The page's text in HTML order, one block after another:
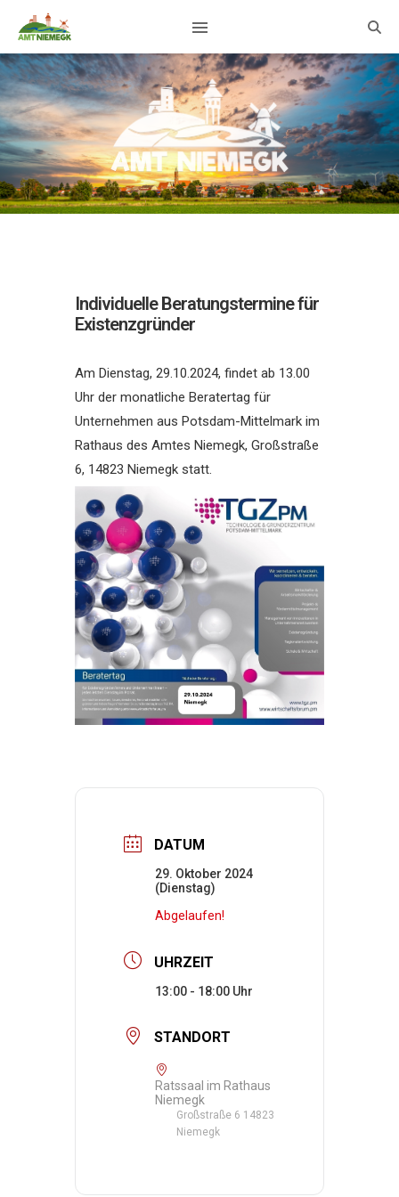
Individuelle Beratungstermine für
Existenzgründer
Am Dienstag, 29.10.2024, findet ab 13.00
Uhr der monatliche Beratertag für
Unternehmen aus Potsdam-Mittelmark im
Rathaus des Amtes Niemegk, Großstraße
6, 14823 Niemegk statt.
DATUM
29. Oktober 2024
(Dienstag)
Abgelaufen!
UHRZEIT
13:00 - 18:00
STANDORT
Ratssaal im Rathaus
Niemegk
Großstraße 6 14823
Niemegk